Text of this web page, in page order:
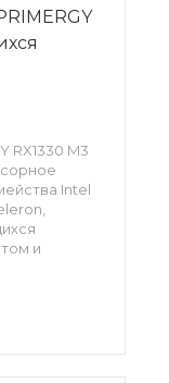
RX1330 M3
Intel
и